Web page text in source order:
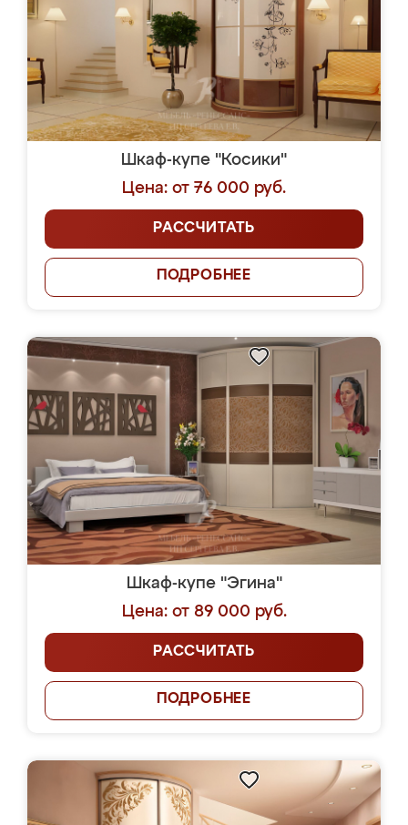
Шкаф-купе "Косики"
Цена: от 76 000 руб.
РАССЧИТАТЬ
ПОДРОБНЕЕ
Шкаф-купе "Эгина"
Цена: от 89 000 руб.
РАССЧИТАТЬ
ПОДРОБНЕЕ